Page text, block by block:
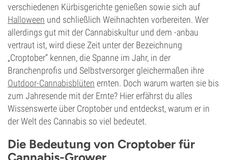
verschiedenen Kürbisgerichte genießen sowie sich auf
Halloween und schließlich Weihnachten vorbereiten. Wer
allerdings gut mit der Cannabiskultur und dem -anbau
vertraut ist, wird diese Zeit unter der Bezeichnung
„Croptober“ kennen, die Spanne im Jahr, in der
Branchenprofis und Selbstversorger gleichermaßen ihre
Outdoor-Cannabisblüten ernten. Doch warum warten sie bis
zum Jahresende mit der Ernte? Hier erfährst du alles
Wissenswerte über Croptober und entdeckst, warum er in
der Welt des Cannabis so viel bedeutet.
Die Bedeutung von Croptober für